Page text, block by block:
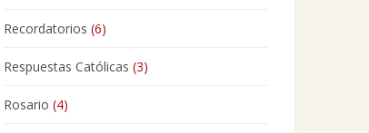
Recordatorios (6)
Respuestas Católicas (3)
Rosario (4)